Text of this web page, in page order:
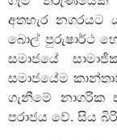
අතහැර නගරයට
බොල් පුරුෂාර්ථ
සමාජයේ
සමාජයේම
ගැනීමේ
පරාජය වේ. සිය